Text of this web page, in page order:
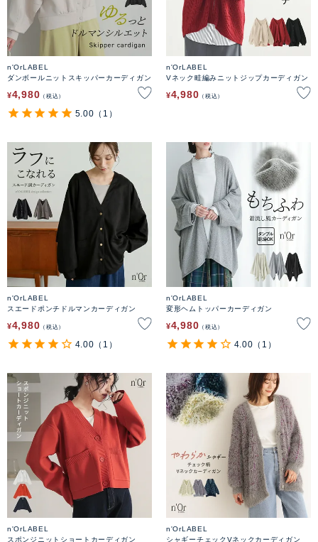
n'OrLABEL
ダンボールニットスキッパーカーディガン
¥4,980 税込
5.00 （1）
n'OrLABEL
Vネック畦編みニットジップカーディガン
¥4,980 税込
n'OrLABEL
スエードポンチドルマンカーディガン
¥4,980 税込
4.00 （1）
n'OrLABEL
変形ヘムトッパーカーディガン
¥4,980 税込
4.00 （1）
n'OrLABEL
スポンジニットショートカーディガン
n'OrLABEL
シャギーチェックVネックカーディガン